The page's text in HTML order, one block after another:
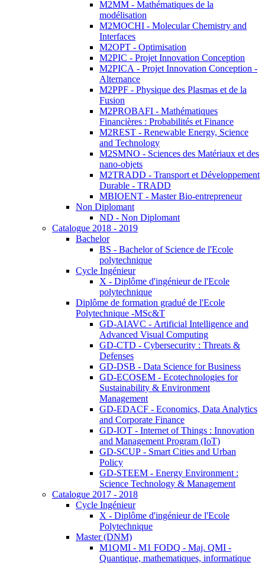
M2MM - Mathématiques de la
modélisation
M2MOCHI - Molecular Chemistry and
Interfaces
M2OPT - Optimisation
M2PIC - Projet Innovation Conception
M2PICA - Projet Innovation Conception -
Alternance
M2PPF - Physique des Plasmas et de la
Fusion
M2PROBAFI - Mathématiques
Financières : Probabilités et Finance
M2REST - Renewable Energy, Science
and Technology
M2SMNO - Sciences des Matériaux et des
nano-objets
M2TRADD - Transport et Développement
Durable - TRADD
MBIOENT - Master Bio-entrepreneur
Non Diplomant
ND - Non Diplomant
Catalogue 2018 - 2019
Bachelor
BS - Bachelor of Science de l'Ecole
polytechnique
Cycle Ingénieur
X - Diplôme d'ingénieur de l'Ecole
polytechnique
Diplôme de formation gradué de l'Ecole
Polytechnique -MSc&T
GD-AIAVC - Artificial Intelligence and
Advanced Visual Computing
GD-CTD - Cybersecurity : Threats &
Defenses
GD-DSB - Data Science for Business
GD-ECOSEM - Ecotechnologies for
Sustainability & Environment
Management
GD-EDACF - Economics, Data Analytics
and Corporate Finance
GD-IOT - Internet of Things : Innovation
and Management Program (IoT)
GD-SCUP - Smart Cities and Urban
Policy
GD-STEEM - Energy Environment :
Science Technology & Management
Catalogue 2017 - 2018
Cycle Ingénieur
X - Diplôme d'ingénieur de l'Ecole
Polytechnique
Master (DNM)
M1QMI - M1 FODQ - Maj. QMI -
Quantique, mathematiques, informatique